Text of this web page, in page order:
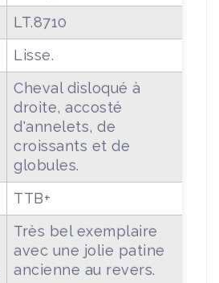
LT.8710
Lisse.
Cheval disloqué à
droite, accosté
d'annelets, de
croissants et de
globules.
TTB+
Très bel exemplaire
avec une jolie patine
ancienne au revers.